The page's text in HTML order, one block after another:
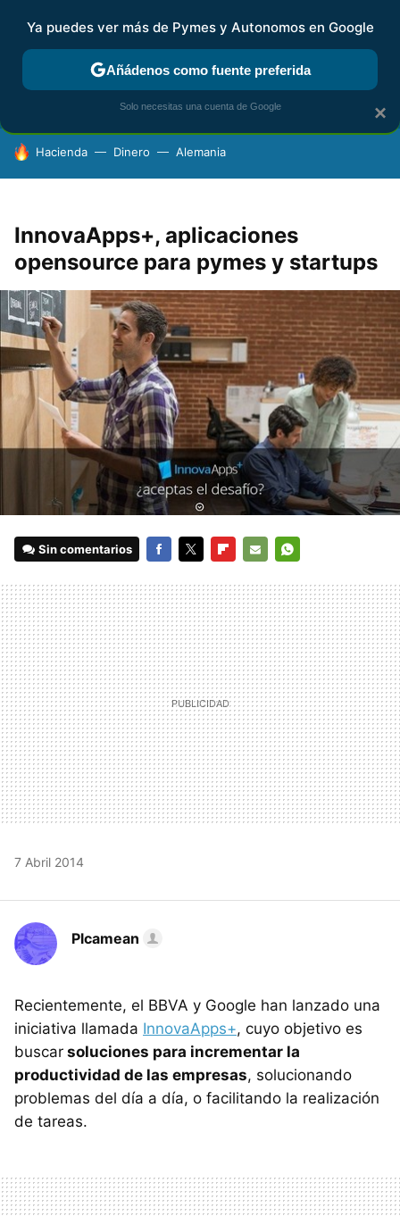
FISCALIDAD Y CONTABILIDAD KIT DIGITAL RENTA
HOY SE HABLA DE
Hacienda Dinero Alemania
InnovaApps+, aplicaciones
opensource para pymes y startups
Sin comentarios
MAIL
7 Abril 2014
Plcamean
Recientemente, el BBVA y Google han lanzado una
iniciativa llamada InnovaApps+, cuyo objetivo es
buscar soluciones para incrementar la
productividad de las empresas, solucionando
problemas del día a día, o facilitando la realización
de tareas.
×
Ya puedes ver más de Pymes y Autonomos en Google
Añádenos como fuente preferida
Solo necesitas una cuenta de Google